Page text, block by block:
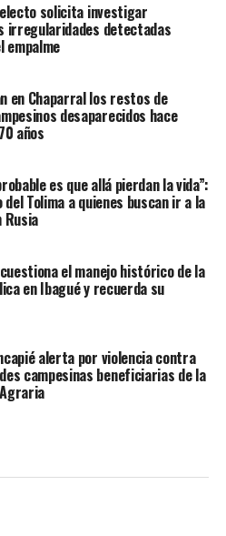
solicita investigar
irregularidades detectadas
empalme
en Chaparral los restos de
desaparecidos hace
años
es que allá pierdan la vida”:
del Tolima a quienes buscan ir a la
Rusia
el manejo histórico de la
en Ibagué y recuerda su
alerta por violencia contra
campesinas beneficiarias de la